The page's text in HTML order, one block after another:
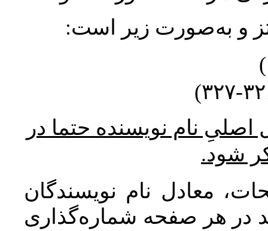
و به‌صورت زیر است:
نام نویسنده حتما در
شود.
معادل نام نویسندگان
در هر صفحه شماره‌گذاری